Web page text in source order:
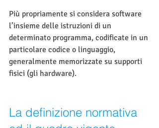
Più propriamente si considera software
l’insieme delle istruzioni di un
determinato programma, codificate in un
particolare codice o linguaggio,
generalmente memorizzate su supporti
fisici (gli hardware).
La definizione normativa